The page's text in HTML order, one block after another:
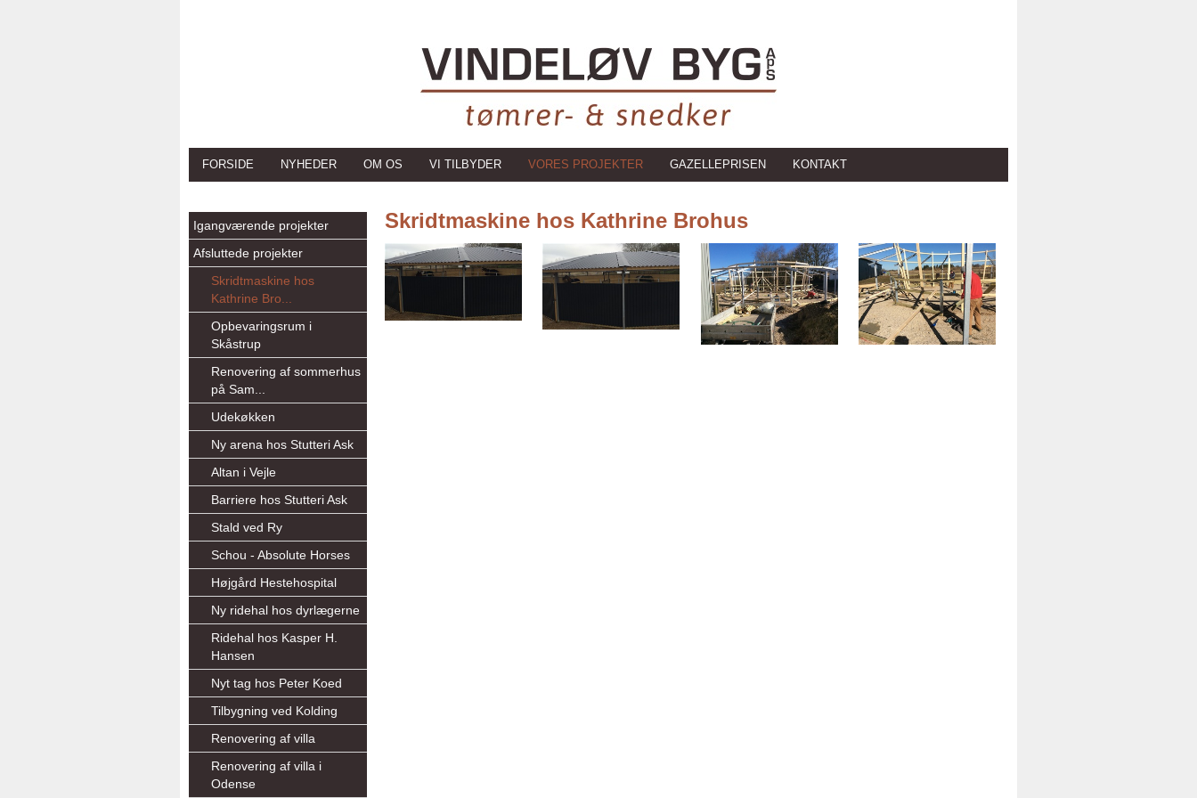
FORSIDE NYHEDER OM OS VI TILBYDER VORES PROJEKTER GAZELLEPRISEN KONTAKT
Igangværende projekter
Afsluttede projekter
Skridtmaskine hos
Kathrine Bro...
Opbevaringsrum i
Skåstrup
Renovering af sommerhus
på Sam...
Udekøkken
Ny arena hos Stutteri Ask
Altan i Vejle
Barriere hos Stutteri Ask
Stald ved Ry
Schou - Absolute Horses
Højgård Hestehospital
Ny ridehal hos dyrlægerne
Ridehal hos Kasper H.
Hansen
Nyt tag hos Peter Koed
Tilbygning ved Kolding
Renovering af villa
Renovering af villa i
Odense
Skridtmaskine hos Kathrine Brohus